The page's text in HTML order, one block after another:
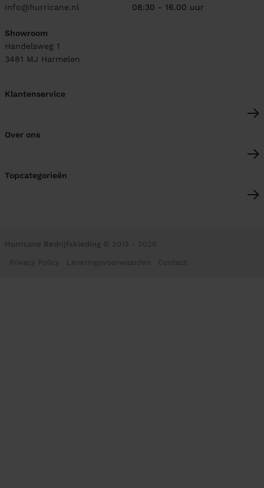
info@hurricane.nl
Showroom
Handelsweg 1
3481 MJ Harmelen
08:30 - 16.00 uur
Klantenservice
Over ons
Topcategorieën
Hurricane Bedrijfskleding © 2013 - 2026
Privacy Policy Leveringsvoorwaarden Contact